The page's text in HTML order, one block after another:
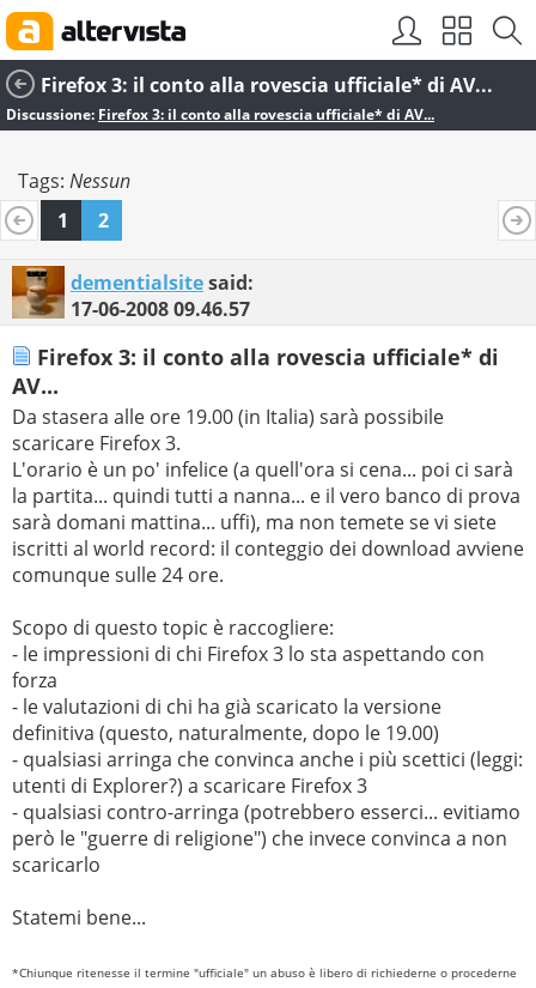
Firefox 3: il conto alla rovescia ufficiale* di AV...
Discussione: Firefox 3: il conto alla rovescia ufficiale* di AV...
Tags: Nessun
1
2
dementialsitesaid:
17-06-200809.46.57
Firefox 3: il conto alla rovescia ufficiale* di
AV...
Da stasera alle ore 19.00 (in Italia) sarà possibile
scaricare Firefox 3.
L'orario è un po' infelice (a quell'ora si cena... poi ci sarà
la partita... quindi tutti a nanna... e il vero banco di prova
sarà domani mattina... uffi), ma non temete se vi siete
iscritti al world record: il conteggio dei download avviene
comunque sulle 24 ore.
Scopo di questo topic è raccogliere:
- le impressioni di chi Firefox 3 lo sta aspettando con
forza
- le valutazioni di chi ha già scaricato la versione
definitiva (questo, naturalmente, dopo le 19.00)
- qualsiasi arringa che convinca anche i più scettici (leggi:
utenti di Explorer?) a scaricare Firefox 3
- qualsiasi contro-arringa (potrebbero esserci... evitiamo
però le "guerre di religione") che invece convinca a non
scaricarlo
Statemi bene...
*Chiunque ritenesse il termine "ufficiale" un abuso è libero di richiederne o procederne